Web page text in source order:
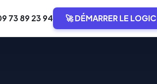
73 89 23 94 🚀 DÉMARRER LE